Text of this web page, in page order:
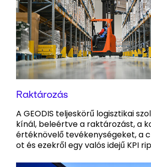
Raktározás
A GEODIS teljeskörű logisztikai
kínál, beleértve a raktározást, a
értéknövelő tevékenységeket, a
ot és ezekről egy valós idejű KPI